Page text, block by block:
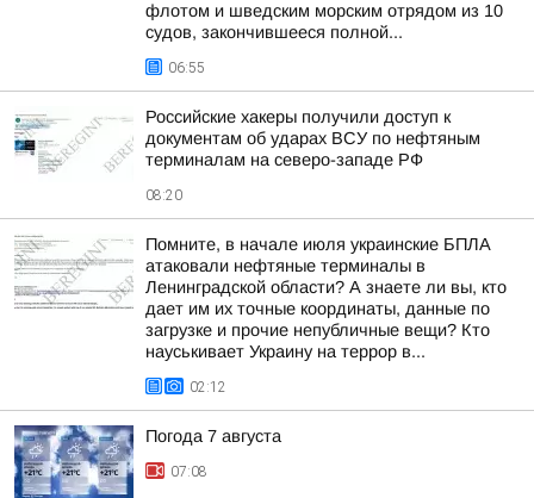
флотом и шведским морским отрядом из 10
судов, закончившееся полной...
06:55
Российские хакеры получили доступ к
документам об ударах ВСУ по нефтяным
терминалам на северо-западе РФ
08:20
Помните, в начале июля украинские БПЛА
атаковали нефтяные терминалы в
Ленинградской области? А знаете ли вы, кто
дает им их точные координаты, данные по
загрузке и прочие непубличные вещи? Кто
науськивает Украину на террор в...
02:12
Погода 7 августа
07:08